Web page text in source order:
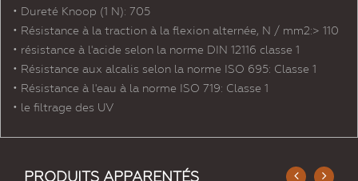
• Dureté Knoop (1 N): 705
• Résistance à la traction à la flexion alternée, N / mm2:> 110
• résistance à l'acide selon la norme DIN 12116 classe 1
• Résistance aux alcalis selon la norme ISO 695: Classe 1
• Résistance à l'eau à la norme ISO 719: Classe 1
• le filtrage des UV
PRODUITS APPARENTÉS